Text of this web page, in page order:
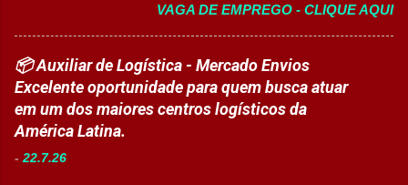
durante todo o período de estudos. Opções
de Formação Disponíveis Aperfeiçoamento
em Gestão e Serviços de Gastronomia
(Turma Vespertina) Aperfeiçoamento em
Gestão e Serviços de Gastronomia (Turma
Noturna) Estratégia de Vendas e
nas áreas da educação que desejam atuar
em ambiente escolar, apoiando professores
e estudantes. 👉 CANDIDATAR-SE AGORA
Resumo da vaga Cargo: Auxiliar
Educacional Empresa: Sesc Tipo de
contratação: Efetivo (CLT) Modelo de
VAGA DE EMPREGO - CLIQUE AQUI
📦 Auxiliar de Logística - Mercado Envios
Excelente oportunidade para quem busca atuar
em um dos maiores centros logísticos da
América Latina.
- 22.7.26